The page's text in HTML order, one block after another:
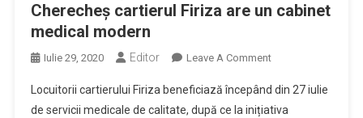
Cherecheș cartierul Firiza are un cabinet
medical modern
Iulie 29, 2020 Editor Leave A CommentOn
Inițiativa
Primarului
Locuitorii cartierului Firiza beneficiază începând din 27 iulie
de servicii medicale de calitate, după ce la inițiativa